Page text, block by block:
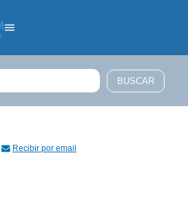
Recibir por email